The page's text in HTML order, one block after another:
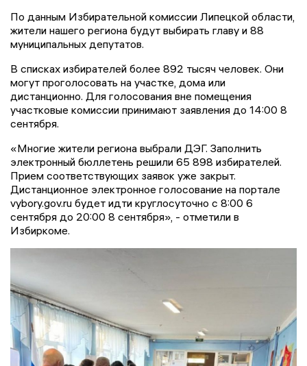
По данным Избирательной комиссии Липецкой области,
жители нашего региона будут выбирать главу и 88
муниципальных депутатов.
В списках избирателей более 892 тысяч человек. Они
могут проголосовать на участке, дома или
дистанционно. Для голосования вне помещения
участковые комиссии принимают заявления до 14:00 8
сентября.
«Многие жители региона выбрали ДЭГ. Заполнить
электронный бюллетень решили 65 898 избирателей.
Прием соответствующих заявок уже закрыт.
Дистанционное электронное голосование на портале
vybory.gov.ru будет идти круглосуточно с 8:00 6
сентября до 20:00 8 сентября», - отметили в
Избиркоме.